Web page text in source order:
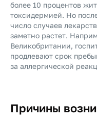
более 10 процентов
токсидермией. Но
число случаев
заметно растет.
Великобритании,
продлевают срок
за аллергической
Причины